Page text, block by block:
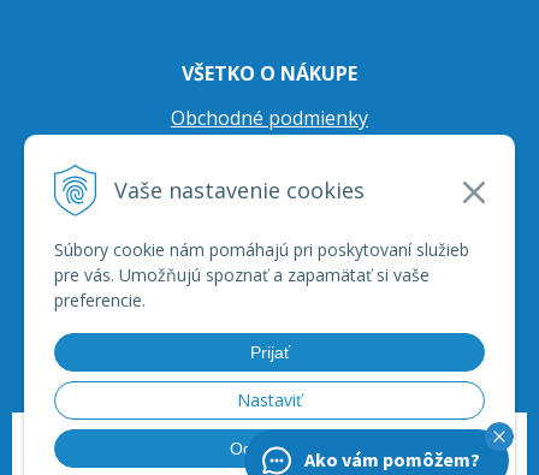
Vaše nastavenie cookies
Súbory cookie nám pomáhajú pri poskytovaní služieb
pre vás. Umožňujú spoznať a zapamätať si vaše
preferencie.
Prijať
Nastaviť
Odmietnuť
VŠETKO O NÁKUPE
Obchodné podmienky
Prepravné podmienky
© 2026 JJ Moto - skútre, štvorkolky, moto príslušenstvo, ich servis. •
tvorba
Ako vám pomôžem?